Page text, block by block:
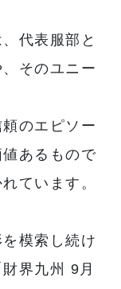
代表服部と
そのユニー
のエピソー
値あるもので
ています。
模索し続け
界九州 9月